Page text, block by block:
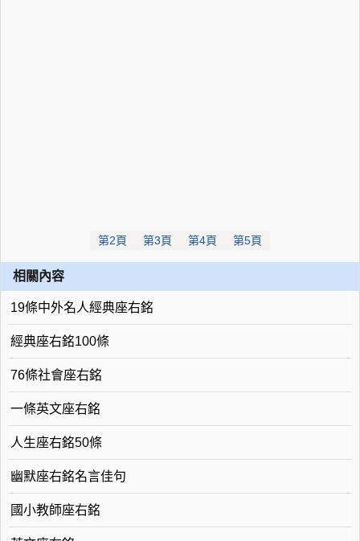
第2頁 第3頁 第4頁 第5頁
相關內容
19條中外名人經典座右銘
經典座右銘100條
76條社會座右銘
一條英文座右銘
人生座右銘50條
幽默座右銘名言佳句
國小教師座右銘